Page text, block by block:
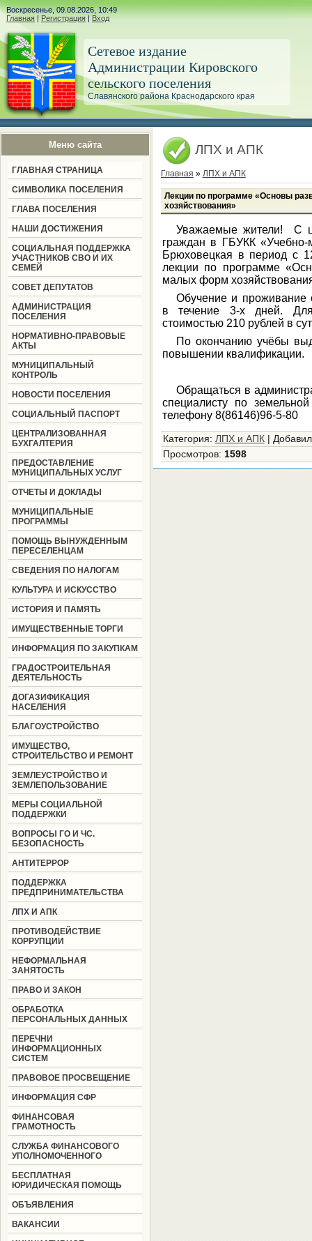
Воскресенье, 09.08.2026, 10:49
Главная | Регистрация | Вход
Сетевое издание
Администрации Кировского
сельского поселения
Славянского района Краснодарского края
Меню сайта
ГЛАВНАЯ СТРАНИЦА
СИМВОЛИКА ПОСЕЛЕНИЯ
ГЛАВА ПОСЕЛЕНИЯ
НАШИ ДОСТИЖЕНИЯ
СОЦИАЛЬНАЯ ПОДДЕРЖКА
УЧАСТНИКОВ СВО И ИХ
СЕМЕЙ
СОВЕТ ДЕПУТАТОВ
АДМИНИСТРАЦИЯ
ПОСЕЛЕНИЯ
НОРМАТИВНО-ПРАВОВЫЕ
АКТЫ
МУНИЦИПАЛЬНЫЙ
КОНТРОЛЬ
НОВОСТИ ПОСЕЛЕНИЯ
СОЦИАЛЬНЫЙ ПАСПОРТ
ЦЕНТРАЛИЗОВАННАЯ
БУХГАЛТЕРИЯ
ПРЕДОСТАВЛЕНИЕ
МУНИЦИПАЛЬНЫХ УСЛУГ
ОТЧЕТЫ И ДОКЛАДЫ
МУНИЦИПАЛЬНЫЕ
ПРОГРАММЫ
ПОМОЩЬ ВЫНУЖДЕННЫМ
ПЕРЕСЕЛЕНЦАМ
СВЕДЕНИЯ ПО НАЛОГАМ
КУЛЬТУРА И ИСКУССТВО
ИСТОРИЯ И ПАМЯТЬ
ИМУЩЕСТВЕННЫЕ ТОРГИ
ИНФОРМАЦИЯ ПО ЗАКУПКАМ
ГРАДОСТРОИТЕЛЬНАЯ
ДЕЯТЕЛЬНОСТЬ
ДОГАЗИФИКАЦИЯ
НАСЕЛЕНИЯ
БЛАГОУСТРОЙСТВО
ИМУЩЕСТВО,
СТРОИТЕЛЬСТВО И РЕМОНТ
ЗЕМЛЕУСТРОЙСТВО И
ЗЕМЛЕПОЛЬЗОВАНИЕ
МЕРЫ СОЦИАЛЬНОЙ
ПОДДЕРЖКИ
ВОПРОСЫ ГО И ЧС.
БЕЗОПАСНОСТЬ
АНТИТЕРРОР
ПОДДЕРЖКА
ПРЕДПРИНИМАТЕЛЬСТВА
ЛПХ И АПК
ПРОТИВОДЕЙСТВИЕ
КОРРУПЦИИ
НЕФОРМАЛЬНАЯ
ЗАНЯТОСТЬ
ПРАВО И ЗАКОН
ОБРАБОТКА
ПЕРСОНАЛЬНЫХ ДАННЫХ
ПЕРЕЧНИ
ИНФОРМАЦИОННЫХ
СИСТЕМ
ПРАВОВОЕ ПРОСВЕЩЕНИЕ
ИНФОРМАЦИЯ СФР
ФИНАНСОВАЯ
ГРАМОТНОСТЬ
СЛУЖБА ФИНАНСОВОГО
УПОЛНОМОЧЕННОГО
БЕСПЛАТНАЯ
ЮРИДИЧЕСКАЯ ПОМОЩЬ
ОБЪЯВЛЕНИЯ
ВАКАНСИИ
ЛПХ и АПК
Главная » ЛПХ и АПК
Лекции по программе «Основы
хозяйствования»
Уважаемые жители! С
граждан в ГБУКК «Учебно-
Брюховецкая в период с
лекции по программе
малых форм
Обучение и проживание
в течение 3-х дней. Для
стоимостью 210 рублей в
По окончанию учёбы
повышении квалификации.
Обращаться в
специалисту по
телефону 8(86146)96-5-80
Категория: ЛПХ и АПК| Добавил
Просмотров: 1598